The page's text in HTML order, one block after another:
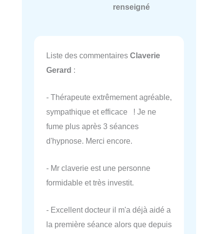
renseigné
Liste des commentaires Claverie
Gerard :
- Thérapeute extrêmement agréable,
sympathique et efficace ! Je ne
fume plus après 3 séances
d'hypnose. Merci encore.
- Mr claverie est une personne
formidable et très investit.
- Excellent docteur il m'a déjà aidé a
la première séance alors que depuis